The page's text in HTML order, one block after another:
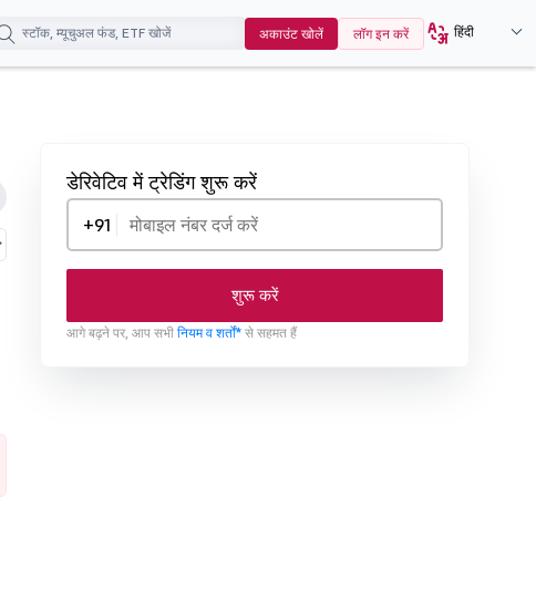
अकाउंट खोलें लॉग इन करें हिंदी
डेरिवेटिव में ट्रेडिंग शुरू करें
+91
शुरू करें
आगे बढ़ने पर, आप सभी नियम व शर्तों* से सहमत हैं